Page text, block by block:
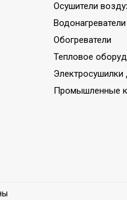
Осушители
Водонагреватели
Обогреватели
Тепловое
Электросушилки
Промышленные